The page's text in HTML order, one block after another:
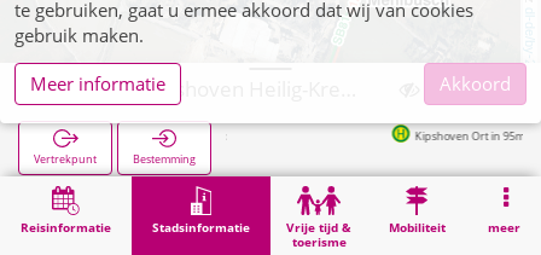
dl-de/by-2-0
Reisinformatie Stadsinformatie
Vrije tijd &
toerisme
Mobiliteit meer
Vertrekpunt Bestemming
Kipshoven Ort in 95m
Stadsinformatie Wegberg, Kipshoven Heilig-Kreuz-Kapelle
te gebruiken, gaat u ermee akkoord dat wij van cookies
gebruik maken.
Meer informatie
Akkoord